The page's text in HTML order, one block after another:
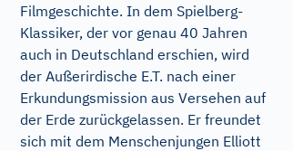
Filmgeschichte. In dem Spielberg-
Klassiker, der vor genau 40 Jahren
auch in Deutschland erschien, wird
der Außerirdische E.T. nach einer
Erkundungsmission aus Versehen auf
der Erde zurückgelassen. Er freundet
sich mit dem Menschenjungen Elliott